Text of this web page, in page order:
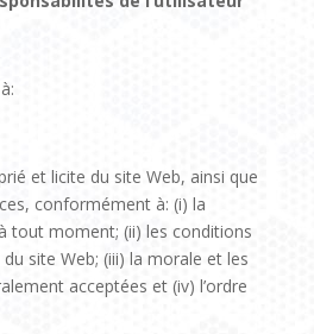
et licite du site Web, ainsi que
conformément à: (i) la
tout moment; (ii) les conditions
du site Web; (iii) la morale et les
acceptées et (iv) l’ordre